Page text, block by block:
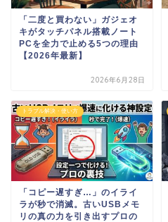
「二度と買わない」ガジェオ
キがタッチパネル搭載ノート
PCを全力で止める5つの理由
【2026年最新】
2026年6月28日
トラブル解決・使い方
「コピー遅すぎ…」のイライ
ラが秒で消滅。古いUSBメモ
リの真の力を引き出すプロの